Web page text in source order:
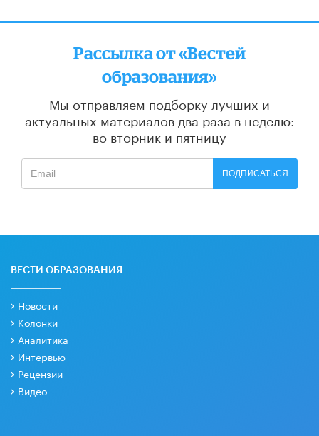
Рассылка от «Вестей
образования»
Мы отправляем подборку лучших и
актуальных материалов два раза в неделю:
во вторник и пятницу
ПОДПИСАТЬСЯ
ВЕСТИ ОБРАЗОВАНИЯ
Новости
Колонки
Аналитика
Интервью
Рецензии
Видео